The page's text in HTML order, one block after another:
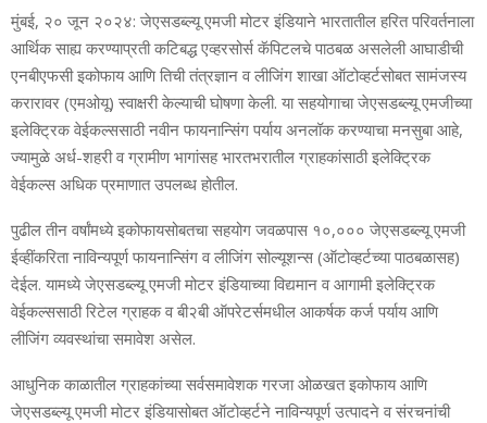
मुंबई, २० जून २०२४: जेएसडब्‍ल्‍यू एमजी मोटर इंडियाने भारतातील हरित परिवर्तनाला
आर्थिक साह्य करण्‍याप्रती कटिबद्ध एव्‍हरसोर्स कॅपिटलचे पाठबळ असलेली आघाडीची
एनबीएफसी इकोफाय आणि तिची तंत्रज्ञान व लीजिंग शाखा ऑटोव्‍हर्टसोबत सामंजस्‍य
करारावर (एमओयू) स्‍वाक्षरी केल्‍याची घोषणा केली. या सहयोगाचा जेएसडब्‍ल्‍यू एमजीच्‍या
इलेक्ट्रिक वेईकल्‍ससाठी नवीन फायनान्सिंग पर्याय अनलॉक करण्‍याचा मनसुबा आहे,
ज्‍यामुळे अर्ध-शहरी व ग्रामीण भागांसह भारतभरातील ग्राहकांसाठी इलेक्ट्रिक
वेईकल्‍स अधिक प्रमाणात उपलब्‍ध होतील.
पुढील तीन वर्षांमध्‍ये इकोफायसोबतचा सहयोग जवळपास १०,००० जेएसडब्‍ल्‍यू एमजी
ईव्‍हींकरिता नाविन्‍यपूर्ण फायनान्सिंग व लीजिंग सोल्‍यूशन्‍स (ऑटोव्‍हर्टच्‍या पाठबळासह)
देईल. यामध्‍ये जेएसडब्‍ल्‍यू एमजी मोटर इंडियाच्‍या विद्यमान व आगामी इलेक्ट्रिक
वेईकल्‍ससाठी रिटेल ग्राहक व बी२बी ऑपरेटर्समधील आकर्षक कर्ज पर्याय आणि
लीजिंग व्‍यवस्‍थांचा समावेश असेल.
आधुनिक काळातील ग्राहकांच्‍या सर्वसमावेशक गरजा ओळखत इकोफाय आणि
जेएसडब्‍ल्‍यू एमजी मोटर इंडियासोबत ऑटोव्‍हर्टने नाविन्‍यपूर्ण उत्‍पादने व संरचनांची